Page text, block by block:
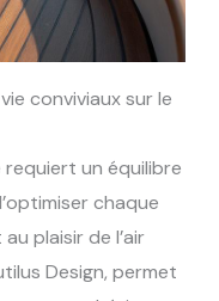
conviviaux sur le
requiert un équilibre
chaque
plaisir de l’air
Design, permet